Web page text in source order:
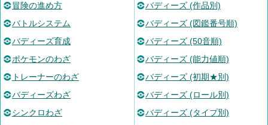
冒険の進め方
バトルシステム
バディーズ育成
ポケモンのわざ
トレーナーのわざ
バディーズわざ
シンクロわざ
バディーズ (作品別)
バディーズ (図鑑番号順)
バディーズ (50音順)
バディーズ (能力値順)
バディーズ (初期★別)
バディーズ (ロール別)
バディーズ (タイプ別)